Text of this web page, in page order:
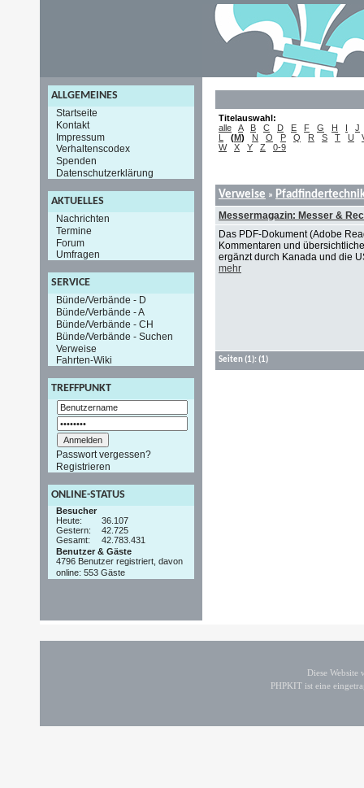
ALLGEMEINES
Startseite
Kontakt
Impressum
Verhaltenscodex
Spenden
Datenschutzerklärung
AKTUELLES
Nachrichten
Termine
Forum
Umfragen
SERVICE
Bünde/Verbände - D
Bünde/Verbände - A
Bünde/Verbände - CH
Bünde/Verbände - Suchen
Verweise
Fahrten-Wiki
TREFFPUNKT
Passwort vergessen?
Registrieren
ONLINE-STATUS
Besucher
Heute:
36.107
Gestern:
42.725
Gesamt:
42.783.431
Benutzer & Gäste
4796 Benutzer registriert, davon
online: 553 Gäste
Titelauswahl:
alle
A B C D E F G H I
J
L
(M) N O P Q R S T U
W
X Y Z 0-9
Verweise »
Messermagazin: Messer &
Das PDF-Dokument (Adobe
Kommentaren und
ergänzt durch Kanada und die
mehr
Seiten(1): (1)
Diese
PHPKIT ist eine